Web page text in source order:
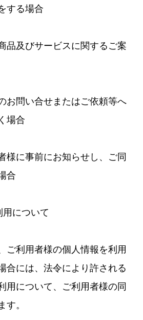
する場合
品及びサービスに関するご案
お問い合せまたはご依頼等へ
場合
様に事前にお知らせし、ご同
合
について
ご利用者様の個人情報を利用
合には、法令により許される
用について、ご利用者様の同
す。